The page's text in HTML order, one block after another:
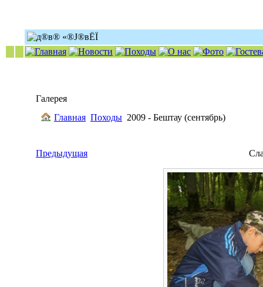
Галерея
Главная Походы 2009 - Бештау (сентябрь)
Предыдущая